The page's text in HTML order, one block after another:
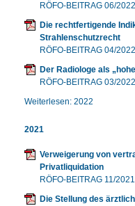
RÖFO-BEITRAG 06/2022
Die rechtfertigende
Strahlenschutzrecht
RÖFO-BEITRAG 04/2022
Der Radiologe als
RÖFO-BEITRAG 03/2022
Weiterlesen: 2022
2021
Verweigerung von
Privatliquidation
RÖFO-BEITRAG 11/2021
Die Stellung des